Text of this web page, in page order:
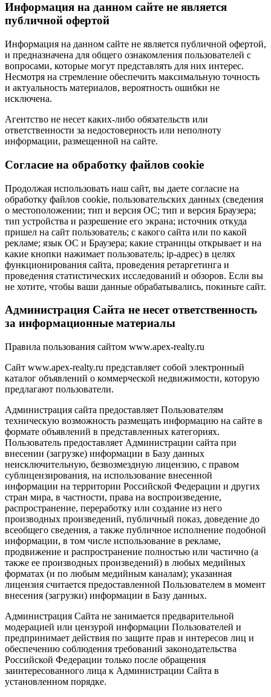
Информация на данном сайте не является
публичной офертой
Информация на данном сайте не является публичной офертой,
и предназначена для общего ознакомления пользователей с
вопросами, которые могут представлять для них интерес.
Несмотря на стремление обеспечить максимальную точность
и актуальность материалов, вероятность ошибки не
исключена.
Агентство не несет каких-либо обязательств или
ответственности за недостоверность или неполноту
информации, размещенной на сайте.
Cогласие на обработку файлов cookie
Продолжая использовать наш сайт, вы даете согласие на
обработку файлов cookie, пользовательских данных (сведения
о местоположении; тип и версия ОС; тип и версия Браузера;
тип устройства и разрешение его экрана; источник откуда
пришел на сайт пользователь; с какого сайта или по какой
рекламе; язык ОС и Браузера; какие страницы открывает и на
какие кнопки нажимает пользователь; ip-адрес) в целях
функционирования сайта, проведения ретаргетинга и
проведения статистических исследований и обзоров. Если вы
не хотите, чтобы ваши данные обрабатывались, покиньте сайт.
Администрация Сайта не несет ответственность
за информационные материалы
Правила пользования сайтом www.apex-realty.ru
Сайт www.apex-realty.ru представляет собой электронный
каталог объявлений о коммерческой недвижимости, которую
предлагают пользователи.
Администрация сайта предоставляет Пользователям
техническую возможность размещать информацию на сайте в
формате объявлений в представленных категориях.
Пользователь предоставляет Администрации сайта при
внесении (загрузке) информации в Базу данных
неисключительную, безвозмездную лицензию, с правом
сублицензирования, на использование внесенной
информации на территории Российской Федерации и других
стран мира, в частности, права на воспроизведение,
распространение, переработку или создание из него
производных произведений, публичный показ, доведение до
всеобщего сведения, а также публичное исполнение подобной
информации, в том числе использование в рекламе,
продвижение и распространение полностью или частично (а
также ее производных произведений) в любых медийных
форматах (и по любым медийным каналам); указанная
лицензия считается предоставленной Пользователем в момент
внесения (загрузки) информации в Базу данных.
Администрация Сайта не занимается предварительной
модерацией или цензурой информации Пользователей и
предпринимает действия по защите прав и интересов лиц и
обеспечению соблюдения требований законодательства
Российской Федерации только после обращения
заинтересованного лица к Администрации Сайта в
установленном порядке.